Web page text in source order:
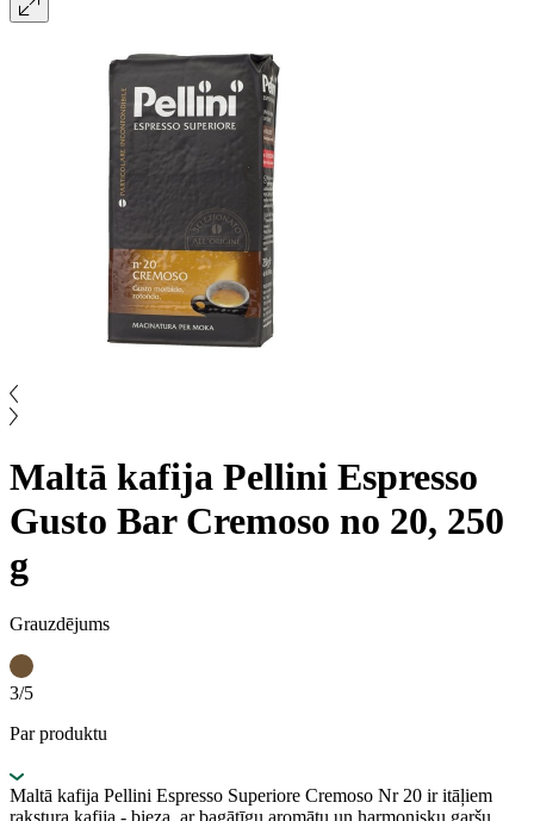
Maltā kafija Pellini Espresso
Gusto Bar Cremoso no 20, 250
g
Grauzdējums
3/5
Par produktu
Maltā kafija Pellini Espresso Superiore Cremoso Nr 20 ir itāļiem
rakstura kafija - bieza, ar bagātīgu aromātu un harmonisku garšu.